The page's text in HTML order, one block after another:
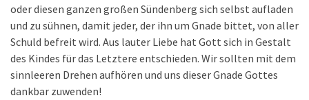
oder diesen ganzen großen Sündenberg sich selbst aufladen
und zu sühnen, damit jeder, der ihn um Gnade bittet, von aller
Schuld befreit wird. Aus lauter Liebe hat Gott sich in Gestalt
des Kindes für das Letztere entschieden. Wir sollten mit dem
sinnleeren Drehen aufhören und uns dieser Gnade Gottes
dankbar zuwenden!